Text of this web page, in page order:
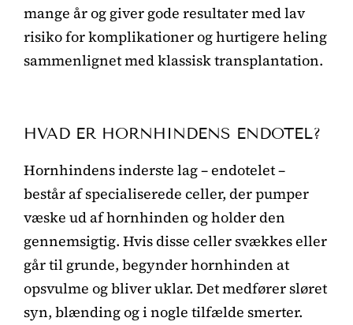
mange år og giver gode resultater med lav
risiko for komplikationer og hurtigere heling
sammenlignet med klassisk transplantation.
HVAD ER HORNHINDENS ENDOTEL?
Hornhindens inderste lag – endotelet –
består af specialiserede celler, der pumper
væske ud af hornhinden og holder den
gennemsigtig. Hvis disse celler svækkes eller
går til grunde, begynder hornhinden at
opsvulme og bliver uklar. Det medfører sløret
syn, blænding og i nogle tilfælde smerter.